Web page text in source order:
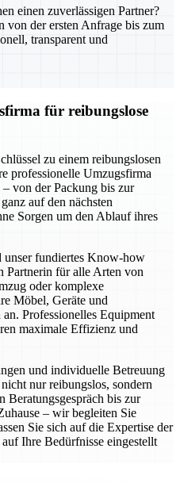
einen zuverlässigen Partner?
von der ersten Anfrage bis zum
transparent und
für reibungslose
zu einem reibungslosen
professionelle Umzugsfirma
von der Packung bis zur
auf den nächsten
Sorgen um den Ablauf ihres
unser fundiertes Know-how
Partnerin für alle Arten von
oder komplexe
Möbel, Geräte und
Professionelles Equipment
maximale Effizienz und
und individuelle Betreuung
nur reibungslos, sondern
Beratungsgespräch bis zur
– wir begleiten Sie
Sie sich auf die Expertise der
Ihre Bedürfnisse eingestellt